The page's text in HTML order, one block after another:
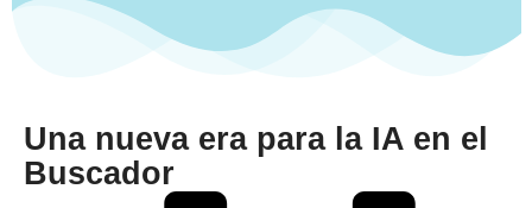
Una nueva era para la IA en el
Buscador